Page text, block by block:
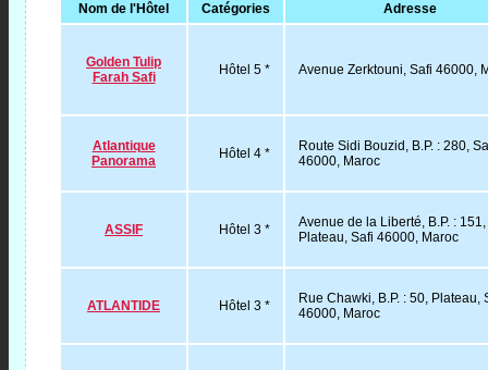
Nom de l'Hôtel Catégories Adresse
Golden Tulip
Farah Safi
Hôtel 5 * Avenue Zerktouni, Safi 46000,
Atlantique
Panorama
Hôtel 4 *
Route Sidi Bouzid, B.P. : 280,
46000, Maroc
ASSIF Hôtel 3 *
Avenue de la Liberté, B.P. : 151,
Plateau, Safi 46000, Maroc
ATLANTIDE Hôtel 3 *
Rue Chawki, B.P. : 50, Plateau,
46000, Maroc